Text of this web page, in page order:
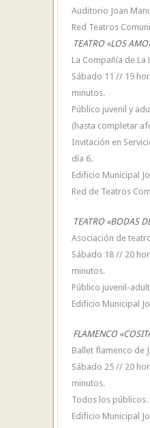
Auditorio Joan
Red Teatros
TEATRO «LOS
La Compañía de La
Sábado 11 // 19
minutos.
Público juvenil y
(hasta completar
Invitación en
día 6.
Edificio Municipal
Red de Teatros
TEATRO «BODAS
Asociación de
Sábado 18 // 20
minutos.
Público juvenil-
Edificio Municipal
FLAMENCO
Ballet flamenco de
Sábado 25 // 20
minutos.
Todos los públicos.
Edificio Municipal